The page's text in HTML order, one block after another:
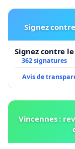
Signez
Signez contre
362 signatures
Avis de
Vincennes :